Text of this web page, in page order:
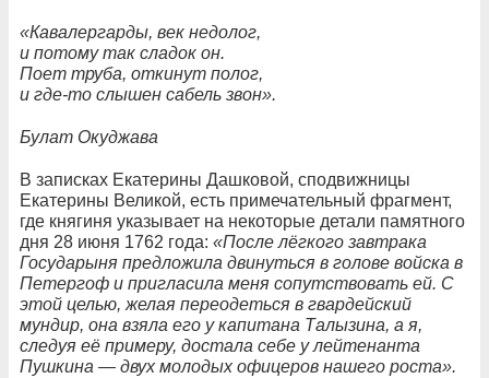
«Кавалергарды, век недолог,
и потому так сладок он.
Поет труба, откинут полог,
и где-то слышен сабель звон».
Булат Окуджава
В записках Екатерины Дашковой, сподвижницы
Екатерины Великой, есть примечательный фрагмент,
где княгиня указывает на некоторые детали памятного
дня 28 июня 1762 года: «После лёгкого завтрака
Государыня предложила двинуться в голове войска в
Петергоф и пригласила меня сопутствовать ей. С
этой целью, желая переодеться в гвардейский
мундир, она взяла его у капитана Талызина, а я,
следуя её примеру, достала себе у лейтенанта
Пушкина — двух молодых офицеров нашего роста».